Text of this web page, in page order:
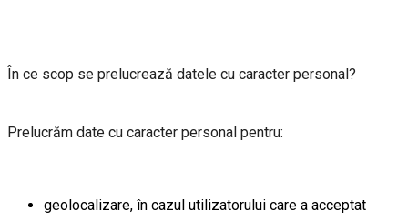
În ce scop se prelucrează datele cu caracter personal?
Prelucrăm date cu caracter personal pentru:
geolocalizare, în cazul utilizatorului care a acceptat